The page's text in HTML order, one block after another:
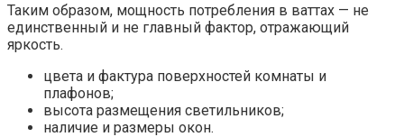
Таким образом, мощность потребления в ваттах — не
единственный и не главный фактор, отражающий
яркость.
цвета и фактура поверхностей комнаты и
плафонов;
высота размещения светильников;
наличие и размеры окон.